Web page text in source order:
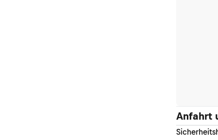
Anfahrt